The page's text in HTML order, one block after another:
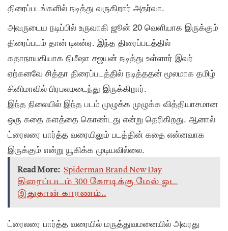
திரைப்படங்களில் நடித்து வருகிறார் அதர்வா.
அவருடைய நடிப்பில் உருவாகி ஜூன் 20 வெளியாக இருக்கும்
திரைப்படம் தான் டிஎன்ஏ. இந்த திரைப்படத்தில்
கதாநாயகியாக நிமீஷா சஜயன் நடித்து உள்ளார் இவர்
ஏற்கனவே சித்தா திரைப்படத்தில் நடித்ததன் மூலமாக தமிழ்
சினிமாவில் பிரபலமடைந்து இருக்கிறார்.
இந்த நிலையில் இந்த படம் முழுக்க முழுக்க வித்தியாசமான
ஒரு கதை களத்தை கொண்டது என்று தெரிகிறது. ஆனால்
ட்ரைலரை பார்த்த வரையிலும் படத்தின் கதை என்னவாக
இருக்கும் என்று யூகிக்க முடியவில்லை.
Read More: Spiderman Brand New Day
திரைப்படம் 300 கோடிக்கு மேல் ஓட
இதுதான் காரணம்..
ட்ரைலரை பார்த்த வரையில் மருத்துவமனையில் அவரது